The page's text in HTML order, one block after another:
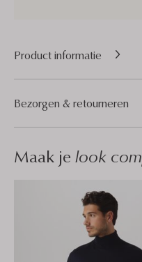
Product informatie
Bezorgen & retourneren
Maak je look